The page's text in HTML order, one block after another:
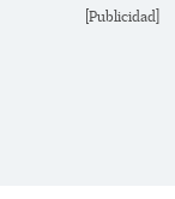
[Publicidad]